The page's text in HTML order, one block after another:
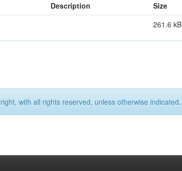
Description Size
261.6 kB
with all rights reserved, unless otherwise indicated.